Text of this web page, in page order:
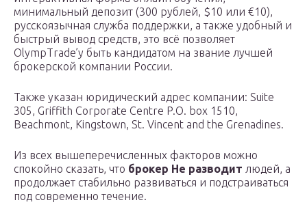
минимальный депозит (300 рублей, $10 или €10),
русскоязычная служба поддержки, а также удобный и
быстрый вывод средств, это всё позволяет
OlympTrade’у быть кандидатом на звание лучшей
брокерской компании России.
Также указан юридический адрес компании: Suite
305, Griffith Corporate Centre P.O. box 1510,
Beachmont, Kingstown, St. Vincent and the Grenadines.
Из всех вышеперечисленных факторов можно
спокойно сказать, что брокер Не разводит людей, а
продолжает стабильно развиваться и подстраиваться
под современно течение.